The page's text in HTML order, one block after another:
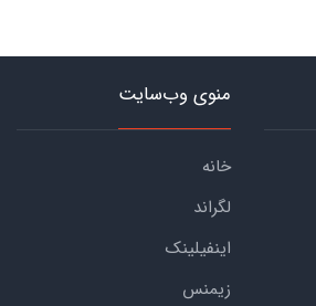
منوی وب‌سایت
خانه
لگراند
اینفیلینک
زیمنس